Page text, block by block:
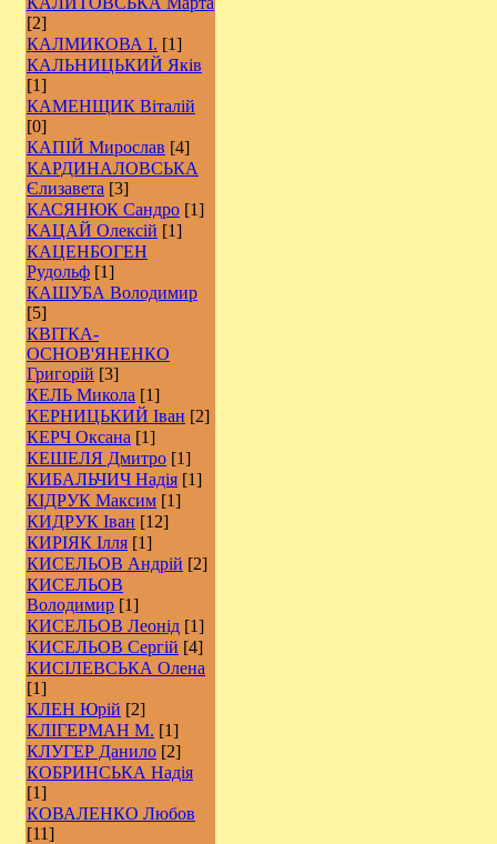
[2]
КАЛМИКОВА І. [1]
КАЛЬНИЦЬКИЙ Яків
[1]
КАМЕНЩИК Віталій
[0]
КАПІЙ Мирослав [4]
КАРДИНАЛОВСЬКА
Єлизавета [3]
КАСЯНЮК Сандро [1]
КАЦАЙ Олексій [1]
КАЦЕНБОГЕН
Рудольф [1]
КАШУБА Володимир
[5]
КВІТКА-
ОСНОВ'ЯНЕНКО
Григорій [3]
КЕЛЬ Микола [1]
КЕРНИЦЬКИЙ Іван [2]
КЕРЧ Оксана [1]
КЕШЕЛЯ Дмитро [1]
КИБАЛЬЧИЧ Надія [1]
КІДРУК Максим [1]
КИДРУК Іван [12]
КИРІЯК Ілля [1]
КИСЕЛЬОВ Андрій [2]
КИСЕЛЬОВ
Володимир [1]
КИСЕЛЬОВ Леонід [1]
КИСЕЛЬОВ Сергій [4]
КИСІЛЕВСЬКА Олена
[1]
КЛЕН Юрій [2]
КЛІГЕРМАН М. [1]
КЛУГЕР Данило [2]
КОБРИНСЬКА Надія
[1]
КОВАЛЕНКО Любов
[11]